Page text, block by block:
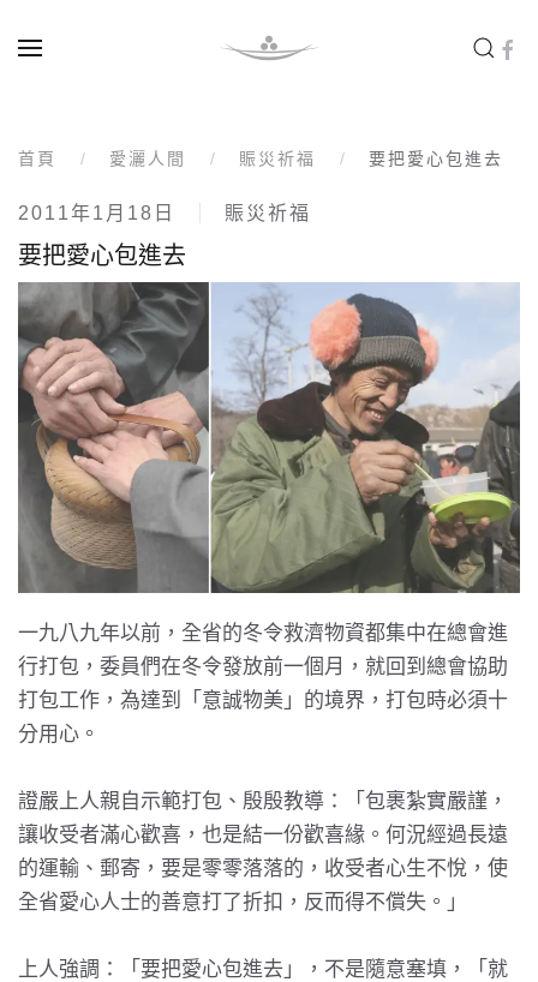
首頁 愛灑人間 賑災祈福 要把愛心包進去
2011年1月18日 賑災祈福
要把愛心包進去
一九八九年以前，全省的冬令救濟物資都集中在總會進
行打包，委員們在冬令發放前一個月，就回到總會協助
打包工作，為達到「意誠物美」的境界，打包時必須十
分用心。
證嚴上人親自示範打包、殷殷教導：「包裹紮實嚴謹，
讓收受者滿心歡喜，也是結一份歡喜緣。何況經過長遠
的運輸、郵寄，要是零零落落的，收受者心生不悅，使
全省愛心人士的善意打了折扣，反而得不償失。」
上人強調：「要把愛心包進去」，不是隨意塞填，「就